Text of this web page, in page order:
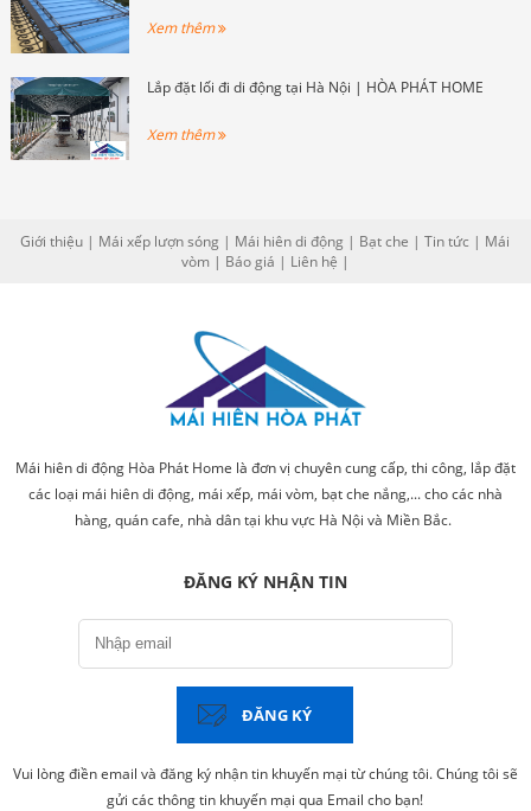
Xem thêm
Lắp đặt lối đi di động tại Hà Nội | HÒA PHÁT HOME
Xem thêm
Giới thiệu | Mái xếp lượn sóng | Mái hiên di động | Bạt che |Tin tức | Mái
vòm| Báo giá | Liên hệ |
Mái hiên di động Hòa Phát Home là đơn vị chuyên cung cấp, thi công, lắp đặt
các loại mái hiên di động, mái xếp, mái vòm, bạt che nắng,... cho các nhà
hàng, quán cafe, nhà dân tại khu vực Hà Nội và Miền Bắc.
ĐĂNG KÝ NHẬN TIN
ĐĂNG KÝ
Vui lòng điền email và đăng ký nhận tin khuyến mại từ chúng tôi. Chúng tôi sẽ
gửi các thông tin khuyến mại qua Email cho bạn!